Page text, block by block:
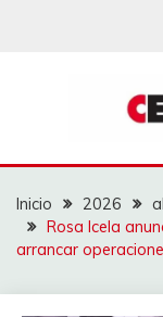
Inicio 2026
Rosa Icela
arrancar